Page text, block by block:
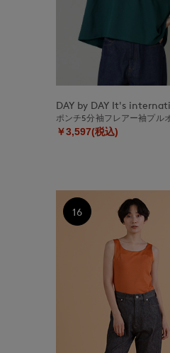
DAY by DAY It's
ポンチ5分袖フレアー袖プル
￥3,597(税込)
16